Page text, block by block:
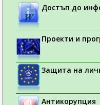
Достъп до
Проекти и
Защита на
Антикорупция